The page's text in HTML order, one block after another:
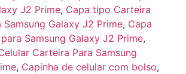
J2 Prime, Capa tipo Carteira
Galaxy J2 Prime, Capa
Samsung Galaxy J2 Prime,
Carteira Para Samsung
, Capinha de celular com bolso,